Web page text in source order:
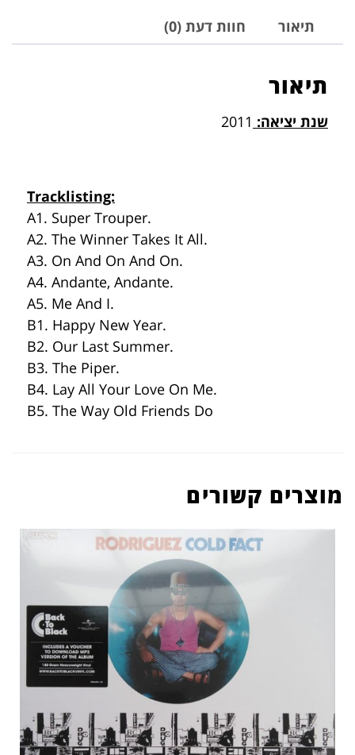
תיאור חוות דעת (0)
תיאור
שנת יציאה: 2011
Tracklisting:
A1. Super Trouper.
A2. The Winner Takes It All.
A3. On And On And On.
A4. Andante, Andante.
A5. Me And I.
B1. Happy New Year.
B2. Our Last Summer.
B3. The Piper.
B4. Lay All Your Love On Me.
B5. The Way Old Friends Do
מוצרים קשורים